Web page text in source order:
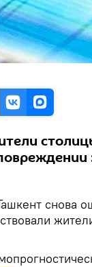
снова